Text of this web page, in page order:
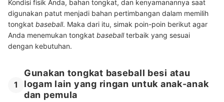
Kondisi fisik Anda, bahan tongkat, dan kenyamanannya saat
digunakan patut menjadi bahan pertimbangan dalam memilih
tongkat baseball. Maka dari itu, simak poin-poin berikut agar
Anda menemukan tongkat baseballterbaik yang sesuai
dengan kebutuhan.
1
Gunakan tongkat baseball besi atau
logam lain yang ringan untuk anak-anak
dan pemula